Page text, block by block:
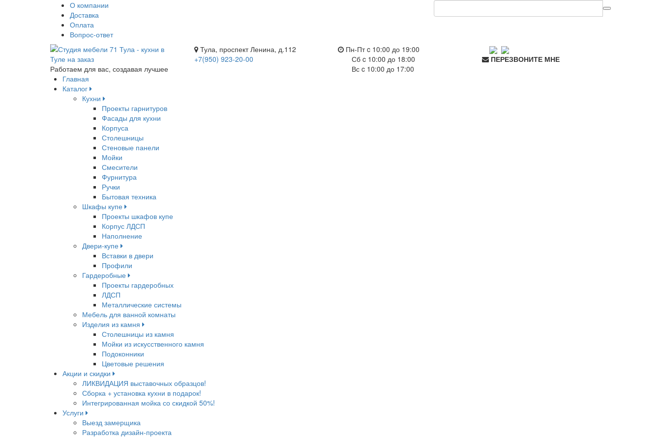
О компании
Доставка
Оплата
Вопрос-ответ
Работаем для вас, создавая лучшее
Тула, проспект Ленина, д.112
+7(950) 923-20-00
Пн-Пт c 10:00 до 19:00
Сб c 10:00 до 18:00
Вс c 10:00 до 17:00
ПЕРЕЗВОНИТЕ МНЕ
Главная
Каталог
Кухни
Проекты гарнитуров
Фасады для кухни
Корпуса
Столешницы
Стеновые панели
Мойки
Смесители
Фурнитура
Ручки
Бытовая техника
Шкафы купе
Проекты шкафов купе
Корпус ЛДСП
Наполнение
Двери-купе
Вставки в двери
Профили
Гардеробные
Проекты гардеробных
ЛДСП
Металлические системы
Мебель для ванной комнаты
Изделия из камня
Столешницы из камня
Мойки из искусственного камня
Подоконники
Цветовые решения
Акции и скидки
ЛИКВИДАЦИЯ выставочных образцов!
Сборка + установка кухни в подарок!
Интегрированная мойка со скидкой 50%!
Услуги
Выезд замерщика
Разработка дизайн-проекта